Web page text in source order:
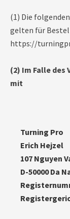
(1) Die
gelten für
https://
(2) Im Falle
mit
Turning Pro
Erich Hejzel
107 Nguyen
D-50000 Da